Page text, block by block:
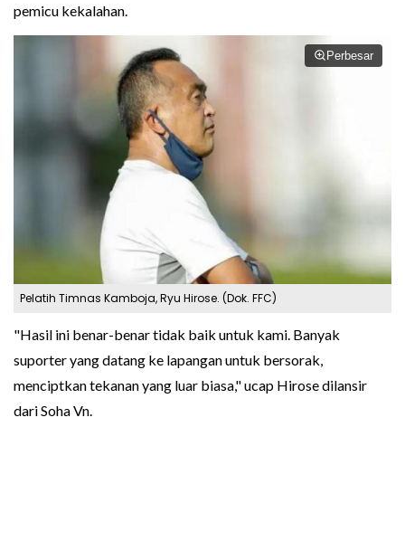
pemicu kekalahan.
Perbesar
Pelatih Timnas Kamboja, Ryu Hirose. (Dok. FFC)
"Hasil ini benar-benar tidak baik untuk kami. Banyak
suporter yang datang ke lapangan untuk bersorak,
menciptkan tekanan yang luar biasa," ucap Hirose dilansir
dari Soha Vn.